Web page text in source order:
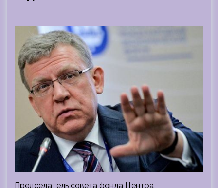
Председатель совета фонда Центра